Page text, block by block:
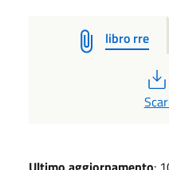
libro rre
PDF